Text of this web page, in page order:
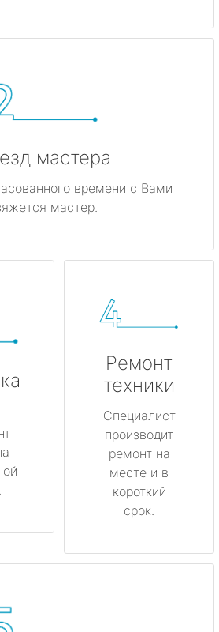
мастера
времени с Вами
мастер.
Ремонт
техники
Специалист
производит
ремонт на
месте и в
короткий
срок.